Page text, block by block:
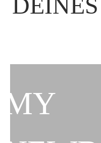
EINES
MY